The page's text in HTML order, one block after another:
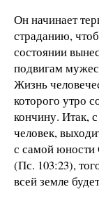
Он начинает
страданию,
состоянии
подвигам
Жизнь
которого утро
кончину. Итак,
человек,
с самой юности
(Пс. 103:23),
всей земле